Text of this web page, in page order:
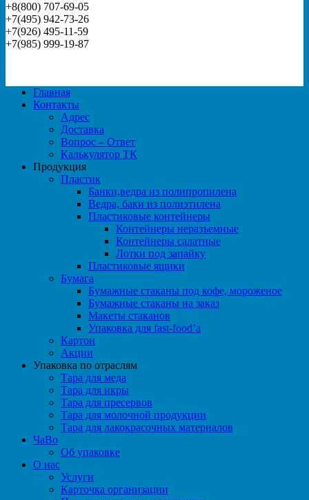
+8(800) 707-69-05
+7(495) 942-73-26
+7(926) 495-11-59
+7(985) 999-19-87
Главная
Контакты
Адрес
Доставка
Вопрос – Ответ
Калькулятор ТК
Продукция
Пластик
Банки,ведра из полипропилена
Ведра, баки из полиэтилена
Пластиковые контейнеры
Контейнеры неразъемные
Контейнеры салатные
Лотки под запайку
Пластиковые ящики
Бумага
Бумажные стаканы под кофе, мороженое
Бумажные стаканы на заказ
Макеты стаканов
Упаковка для fast-food’а
Картон
Акции
Упаковка по отраслям
Тара для меда
Тара для икры
Тара для пресервов
Тара для молочной продукции
Тара для лакокрасочных материалов
ЧаВо
Об упаковке
О нас
Услуги
Карточка организации